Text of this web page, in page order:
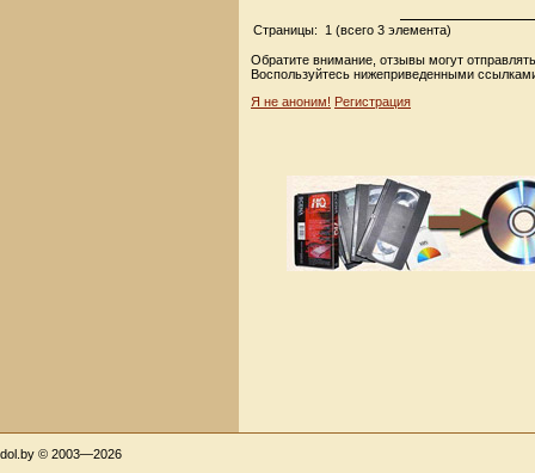
Страницы: 1 (всего 3 элемента)
Обратите внимание, отзывы могут
Воспользуйтесь нижеприведенными
Я не аноним! Регистрация
dol.by © 2003—2026